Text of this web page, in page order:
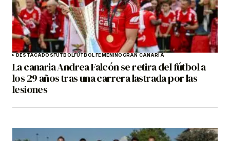
DESTACADOSFÚTBOLFÚTBOL FEMENINOGRAN CANARIA
La canaria Andrea Falcón se retira del fútbol a
los 29 años tras una carrera lastrada por las
lesiones